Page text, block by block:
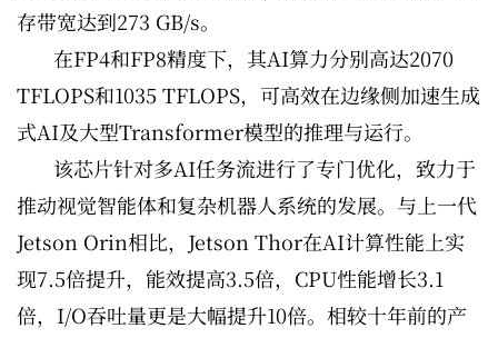
存带宽达到273 GB/s。
在FP4和FP8精度下，其AI算力分别高达2070
TFLOPS和1035 TFLOPS，可高效在边缘侧加速生成
式AI及大型Transformer模型的推理与运行。
该芯片针对多AI任务流进行了专门优化，致力于
推动视觉智能体和复杂机器人系统的发展。与上一代
Jetson Orin相比，Jetson Thor在AI计算性能上实
现7.5倍提升，能效提高3.5倍，CPU性能增长3.1
倍，I/O吞吐量更是大幅提升10倍。相较十年前的产